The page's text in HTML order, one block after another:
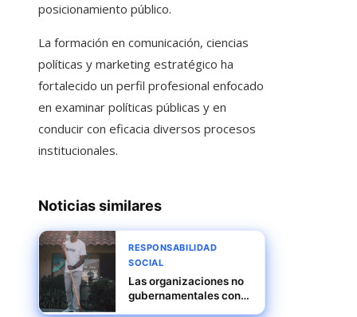
posicionamiento público.
La formación en comunicación, ciencias
políticas y marketing estratégico ha
fortalecido un perfil profesional enfocado
en examinar políticas públicas y en
conducir con eficacia diversos procesos
institucionales.
Noticias similares
RESPONSABILIDAD
SOCIAL
Las organizaciones no
gubernamentales con